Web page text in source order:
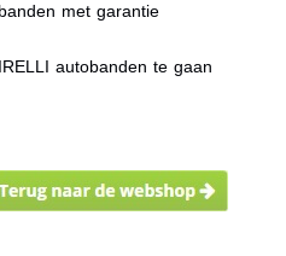
met garantie
autobanden te gaan